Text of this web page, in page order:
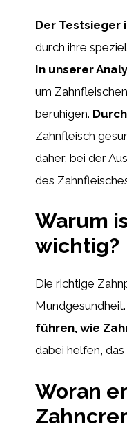
Der Testsieger
durch ihre
In unserer
um
beruhigen.
Zahnfleisch
daher, bei der
des
Warum
wichtig?
Die richtige
Mundgesundheit.
führen, wie
dabei helfen,
Woran